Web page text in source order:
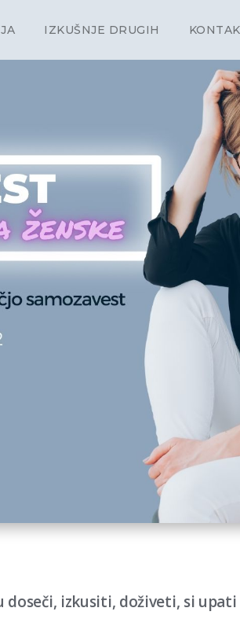
IZKUŠNJE DRUGIH
doseči, izkusiti, doživeti, si